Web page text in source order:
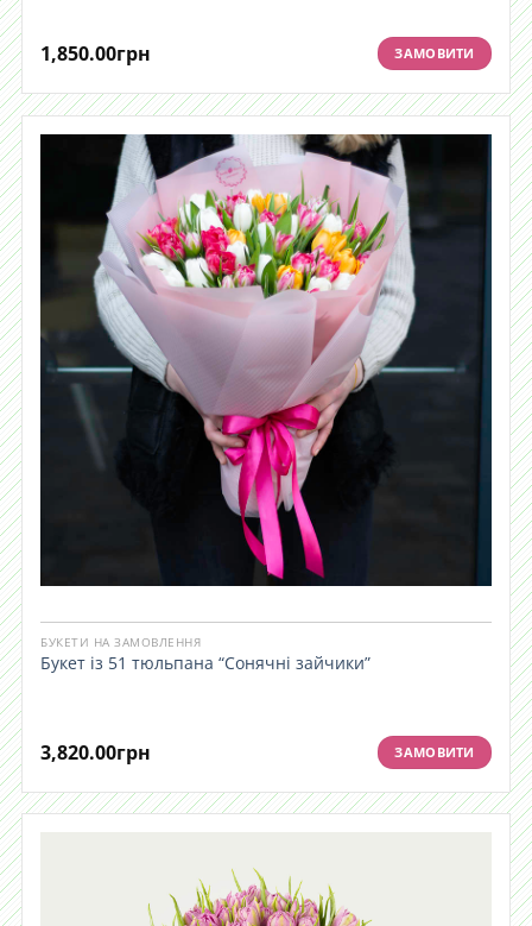
1,850.00грн ЗАМОВИТИ
БУКЕТИ НА ЗАМОВЛЕННЯ
Букет із 51 тюльпана “Сонячні зайчики”
3,820.00грн ЗАМОВИТИ